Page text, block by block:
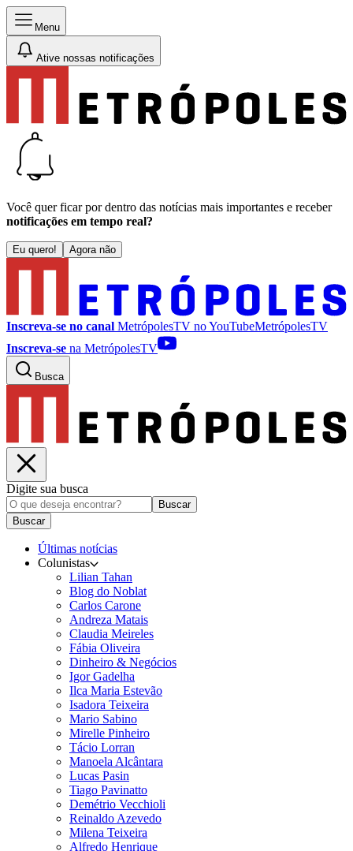
Menu
Ative nossas notificações
Você quer ficar por dentro das notícias mais importantes e receber
notificações em tempo real?
Eu quero! Agora não
Inscreva-se no canal MetrópolesTV noYouTubeMetrópolesTV
Inscreva-se na MetrópolesTV
Busca
Digite sua busca
Buscar
Buscar
Últimas notícias
Colunistas
Lilian Tahan
Blog do Noblat
Carlos Carone
Andreza Matais
Claudia Meireles
Fábia Oliveira
Dinheiro & Negócios
Igor Gadelha
Ilca Maria Estevão
Isadora Teixeira
Mario Sabino
Mirelle Pinheiro
Tácio Lorran
Manoela Alcântara
Lucas Pasin
Tiago Pavinatto
Demétrio Vecchioli
Reinaldo Azevedo
Milena Teixeira
Alfredo Henrique